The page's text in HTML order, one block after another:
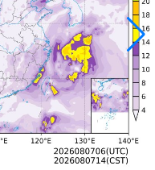
036 037 038 039
044 045 046 047
052 053 054 055
060 061 062 063
070 071